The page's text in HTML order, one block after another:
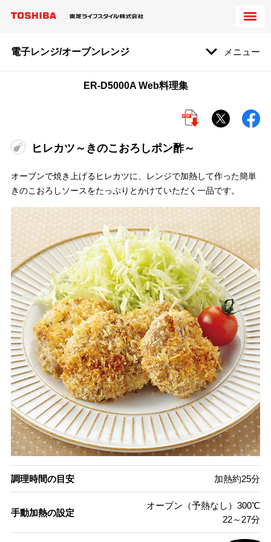
電子レンジ/オーブンレンジ メニュー
ER-D5000A Web料理集
ヒレカツ～きのこおろしポン酢～
オーブンで焼き上げるヒレカツに、レンジで加熱して作った簡単
きのこおろしソースをたっぷりとかけていただく一品です。
調理時間の目安 加熱約25分
手動加熱の設定
オーブン（予熱なし）300℃
22～27分